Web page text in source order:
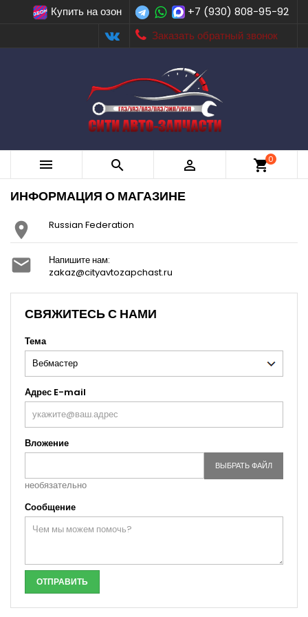
Купить на озон
+7 (930) 808-95-92
Заказать обратный звонок
   shopping_cart0
ИНФОРМАЦИЯ О МАГАЗИНЕ
 Russian Federation

Напишите нам:
zakaz@cityavtozapchast.ru
СВЯЖИТЕСЬ С НАМИ
Тема
Адрес E-mail
Вложение
ВЫБРАТЬ ФАЙЛ
необязательно
Сообщение